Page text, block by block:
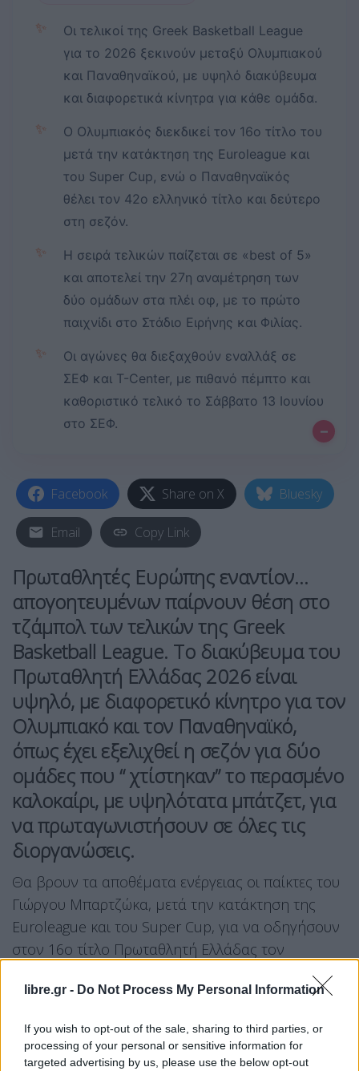
libre.gr - Do Not Process My Personal Information
If you wish to opt-out of the sale, sharing to third parties, or
processing of your personal or sensitive information for
targeted advertising by us, please use the below opt-out
✨
Οι τελικοί της Greek Basketball League
για το 2026 ξεκινούν μεταξύ Ολυμπιακού
και Παναθηναϊκού, με υψηλό διακύβευμα
και διαφορετικά κίνητρα για κάθε ομάδα.
✨
Ο Ολυμπιακός διεκδικεί τον 16ο τίτλο του
μετά την κατάκτηση της Euroleague και
του Super Cup, ενώ ο Παναθηναϊκός
θέλει τον 42ο ελληνικό τίτλο και δεύτερο
στη σεζόν.
✨
Η σειρά τελικών παίζεται σε «best of 5»
και αποτελεί την 27η αναμέτρηση των
δύο ομάδων στα πλέι οφ, με το πρώτο
παιχνίδι στο Στάδιο Ειρήνης και Φιλίας.
✨
Οι αγώνες θα διεξαχθούν εναλλάξ σε
ΣΕΦ και T-Center, με πιθανό πέμπτο και
καθοριστικό τελικό το Σάββατο 13 Ιουνίου
στο ΣΕΦ.
–
Facebook Share on X Bluesky
Email Copy Link
Πρωταθλητές Ευρώπης εναντίον…
απογοητευμένων παίρνουν θέση στο
τζάμπολ των τελικών της Greek
Basketball League. Το διακύβευμα του
Πρωταθλητή Ελλάδας 2026 είναι
υψηλό, με διαφορετικό κίνητρο για τον
Ολυμπιακό και τον Παναθηναϊκό,
όπως έχει εξελιχθεί η σεζόν για δύο
ομάδες που “ χτίστηκαν” το περασμένο
καλοκαίρι, με υψηλότατα μπάτζετ, για
να πρωταγωνιστήσουν σε όλες τις
διοργανώσεις.
Θα βρουν τα αποθέματα ενέργειας οι παίκτες του
Γιώργου Μπαρτζώκα, μετά την κατάκτηση της
Euroleague και του Super Cup, για να οδηγήσουν
στον 16ο τίτλο Πρωταθλητή Ελλάδας τον
στην Ιστορία του με “ back to back”
κατακτήσεις;
Ή θ’ αποδειχτούν πιο διψασμένοι, για έναν
δεύτερο τίτλο στη σεζόν, μετά από το Κύπελλο